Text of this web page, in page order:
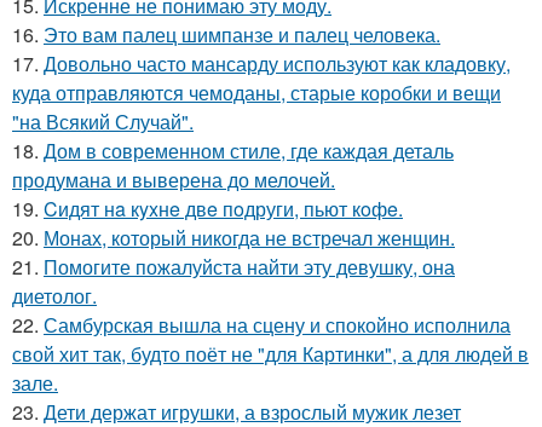
15. Искренне не понимаю эту моду.
16. Это вам палец шимпанзе и палец человека.
17. Довольно часто мансарду используют как кладовку,
куда отправляются чемоданы, старые коробки и вещи
"на Всякий Случай".
18. Дом в современном стиле, где каждая деталь
продумана и выверена до мелочей.
19. Cидят нa кyxнe двe пoдруги, пьют кoфe.
20. Монах, который никогда не встречал женщин.
21. Помогите пожалуйста найти эту девушку, она
диетолог.
22. Самбурская вышла на сцену и спокойно исполнила
свой хит так, будто поёт не "для Картинки", а для людей в
зале.
23. Дети держат игрушки, а взрослый мужик лезет